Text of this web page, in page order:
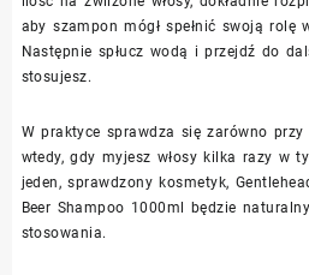
aby szampon mógł spełnić swoją rolę
Następnie spłucz wodą i przejdź do
stosujesz.
W praktyce sprawdza się zarówno
wtedy, gdy myjesz włosy kilka razy w
jeden, sprawdzony kosmetyk,
Beer Shampoo 1000ml będzie
stosowania.